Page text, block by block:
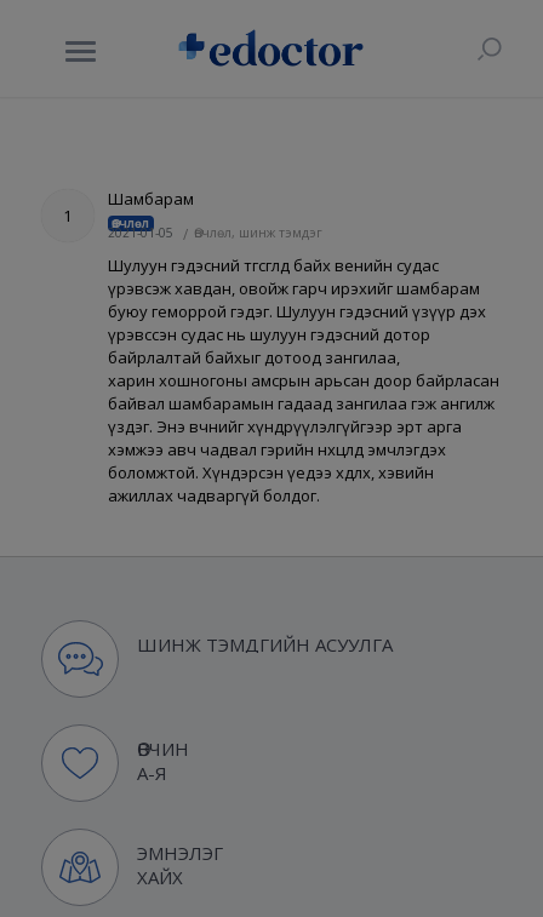
1
Шамбарам
Өвчлөл
2021-01-05 / Өвчлөл, шинж тэмдэг
Шулуун гэдэсний төгөсгөлд байх венийн судас
үрэвсэж хавдан, овойж гарч ирэхийг шамбарам
буюу геморрой гэдэг. Шулуун гэдэсний үзүүр дэх
үрэвссэн судас нь шулуун гэдэсний дотор
байрлалтай байхыг дотоод зангилаа,
харин хошногоны амсрын арьсан доор байрласан
байвал шамбарамын гадаад зангилаа гэж ангилж
үздэг. Энэ өвчнийг хүндрүүлэлгүйгээр эрт арга
хэмжээ авч чадвал гэрийн нөхцөлд эмчлэгдэх
боломжтой. Хүндэрсэн үедээ хөдлөх, хэвийн
ажиллах чадваргүй болдог.
ШИНЖ ТЭМДГИЙН АСУУЛГА
ӨВЧИН
А-Я
ЭМНЭЛЭГ
ХАЙХ